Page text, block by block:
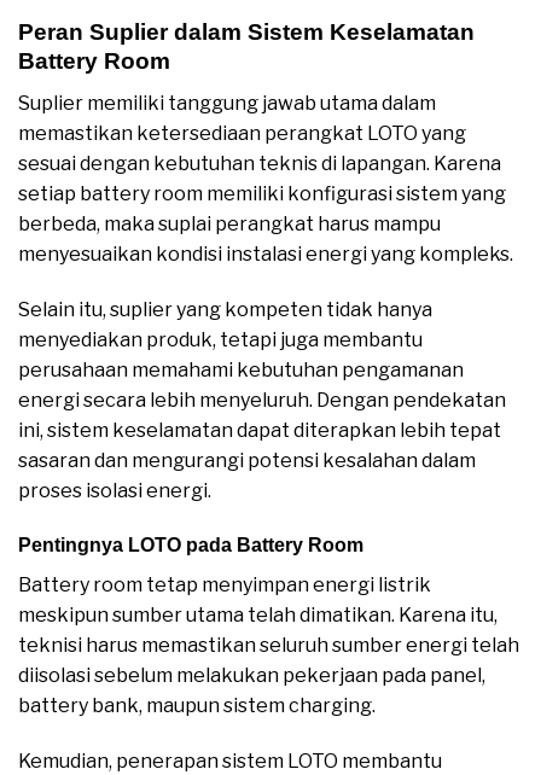
Peran Suplier dalam Sistem Keselamatan
Battery Room
Suplier memiliki tanggung jawab utama dalam
memastikan ketersediaan perangkat LOTO yang
sesuai dengan kebutuhan teknis di lapangan. Karena
setiap battery room memiliki konfigurasi sistem yang
berbeda, maka suplai perangkat harus mampu
menyesuaikan kondisi instalasi energi yang kompleks.
Selain itu, suplier yang kompeten tidak hanya
menyediakan produk, tetapi juga membantu
perusahaan memahami kebutuhan pengamanan
energi secara lebih menyeluruh. Dengan pendekatan
ini, sistem keselamatan dapat diterapkan lebih tepat
sasaran dan mengurangi potensi kesalahan dalam
proses isolasi energi.
Pentingnya LOTO pada Battery Room
Battery room tetap menyimpan energi listrik
meskipun sumber utama telah dimatikan. Karena itu,
teknisi harus memastikan seluruh sumber energi telah
diisolasi sebelum melakukan pekerjaan pada panel,
battery bank, maupun sistem charging.
Kemudian, penerapan sistem LOTO membantu